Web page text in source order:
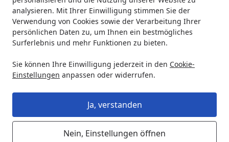
analysieren. Mit Ihrer Einwilligung stimmen Sie der
Verwendung von Cookies sowie der Verarbeitung Ihrer
persönlichen Daten zu, um Ihnen ein bestmögliches
Surferlebnis und mehr Funktionen zu bieten.
Sie können Ihre Einwilligung jederzeit in den Cookie-
Einstellungen anpassen oder widerrufen.
Ja, verstanden
Nein, Einstellungen öffnen
Startseite
Ubbink Pflanzbeet aus recyceltem
PVC, 10 mm stark, Streifen - H19 x
100 x 100 cm - 4 x